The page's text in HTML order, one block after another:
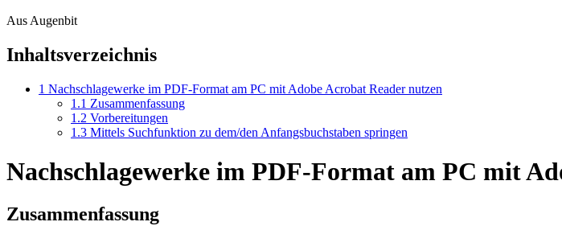
Aus Augenbit
Inhaltsverzeichnis
1 Nachschlagewerke im PDF-Format am PC mit Adobe Acrobat Reader nutzen
1.1 Zusammenfassung
1.2 Vorbereitungen
1.3 Mittels Suchfunktion zu dem/den Anfangsbuchstaben springen
Nachschlagewerke im PDF-Format am PC mit
Zusammenfassung